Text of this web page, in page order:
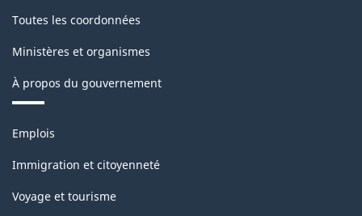
Toutes les coordonnées
Ministères et organismes
À propos du gouvernement
Thèmes
sujets
Emplois
Immigration et citoyenneté
Voyage et tourisme